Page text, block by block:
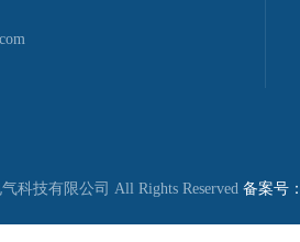
科技有限公司 All Rights Reserved 备案号